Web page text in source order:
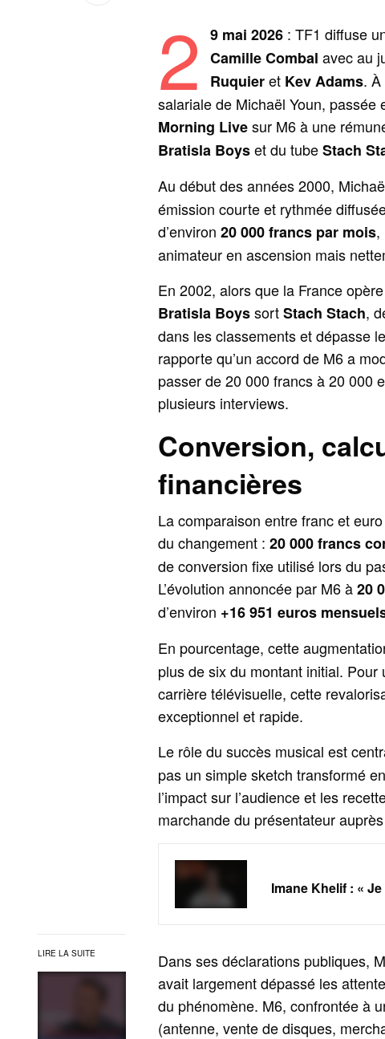
LIRE LA SUITE
2 9 mai 2026: TF1 diffuse
Camille Combal avec au
Ruquieret Kev Adams. À
salariale de Michaël Youn, passée
Morning Livesur M6 à une
Bratisla Boyset du tubeStach
Au début des années 2000,
émission courte et rythmée
d’environ20 000 francs par mois,
animateur en ascension mais
En 2002, alors que la France
Bratisla BoyssortStach Stach,
dans les classements et dépasse
rapporte qu’un accord de M6 a
passer de 20 000 francs à 20 000
plusieurs interviews.
Conversion,
financières
La comparaison entre franc et
du changement :20 000 francs
de conversion fixe utilisé lors du
L’évolution annoncée par M6 à20
d’environ +16 951 euros
En pourcentage, cette
plus de six du montant initial.
carrière télévisuelle, cette
exceptionnel et rapide.
Le rôle du succès musical est
pas un simple sketch transformé
l’impact sur l’audience et les
marchande du présentateur
Imane Khelif : «
Dans ses déclarations publiques,
avait largement dépassé les
du phénomène. M6, confrontée à
(antenne, vente de disques,